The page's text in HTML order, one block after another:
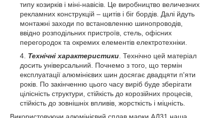
типу козирків і міні-навісів. Це виробництво величезних
рекламних конструкцій – щитів і біг бордів. Далі йдуть
монтажні заходи по встановленню шинопроводів,
ввідно розподільних пристроїв, стель, офісних
перегородок та окремих елементів електротехніки.
Технічні характеристики. Технічно цей матеріал
досить універсальний. Почнемо з того, що термін
експлуатації алюмінієвих шин досягає двадцяти п'яти
років. По закінченню цього часу виріб буде зберігати
цілісність структури, стійкість до корозійних процесів,
стійкість до зовнішніх впливів, жорсткість і міцність.